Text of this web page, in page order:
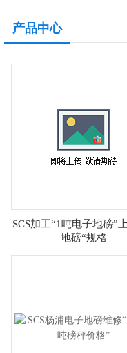
产品中心
SCS加工“1吨电子地磅”
地磅“规格